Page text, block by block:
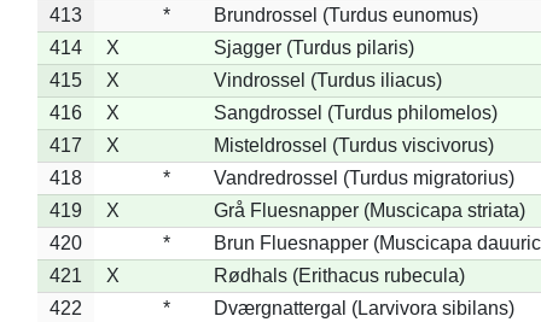
413
*
Brundrossel (Turdus eunomus)
414
X
Sjagger (Turdus pilaris)
415
X
Vindrossel (Turdus iliacus)
416
X
Sangdrossel (Turdus philomelos)
417
X
Misteldrossel (Turdus viscivorus)
418
*
Vandredrossel (Turdus migratorius)
419
X
Grå Fluesnapper (Muscicapa striata)
420
*
Brun Fluesnapper (Muscicapa
421
X
Rødhals (Erithacus rubecula)
422
*
Dværgnattergal (Larvivora sibilans)